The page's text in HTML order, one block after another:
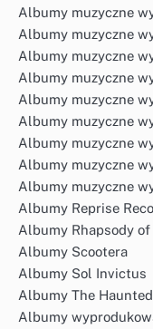
Albumy muzyczne
Albumy muzyczne
Albumy muzyczne
Albumy muzyczne
Albumy muzyczne
Albumy muzyczne
Albumy muzyczne
Albumy muzyczne
Albumy muzyczne
Albumy Reprise
Albumy Rhapsody of
Albumy Scootera
Albumy Sol Invictus
Albumy The Haunted
Albumy